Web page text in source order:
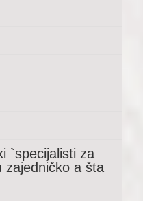
`specijalisti za
zajedničko a šta